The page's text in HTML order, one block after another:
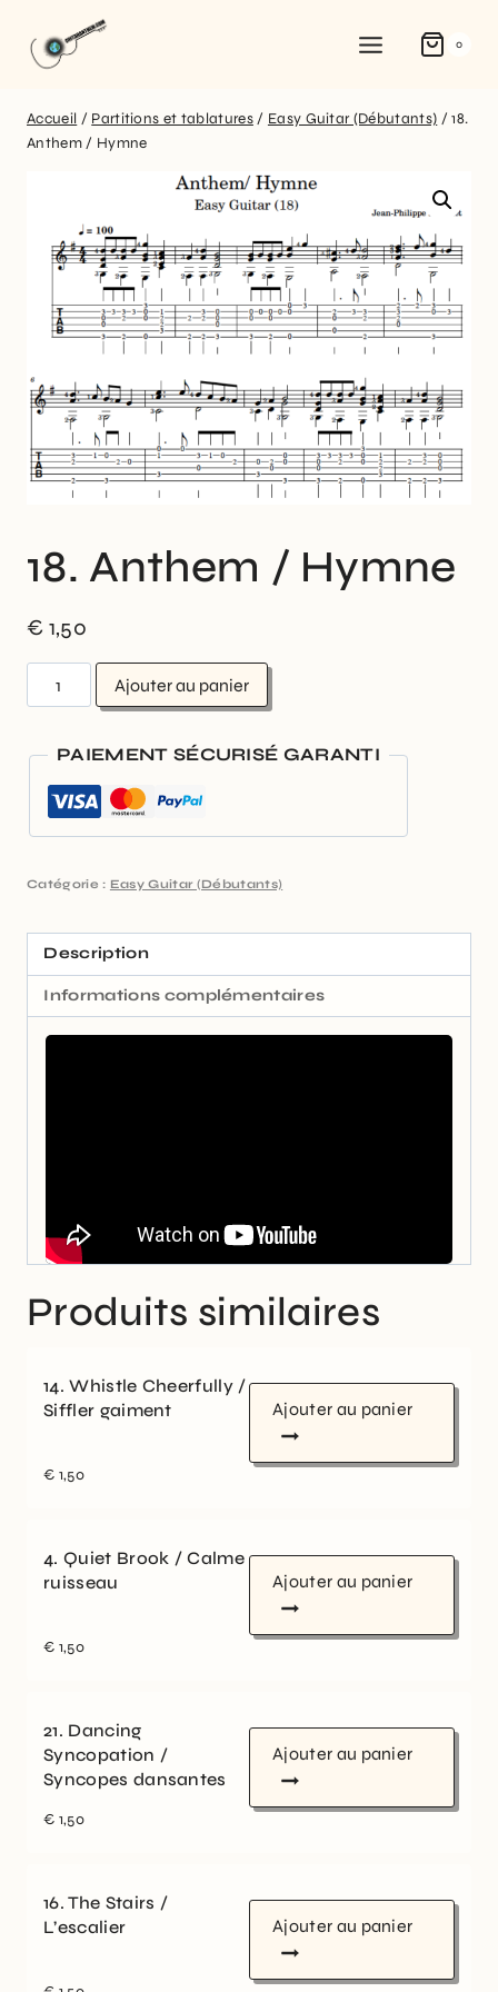
0
Accueil / Partitions et tablatures / Easy Guitar (Débutants) / 18.
Anthem / Hymne
18. Anthem / Hymne
€ 1,50
Ajouter au panier
PAIEMENT SÉCURISÉ GARANTI
Catégorie : Easy Guitar (Débutants)
Description
Informations complémentaires
Produits similaires
14. Whistle Cheerfully /
Siffler gaiment
€ 1,50
Ajouter au panier
4. Quiet Brook / Calme
ruisseau
€ 1,50
Ajouter au panier
21. Dancing
Syncopation /
Syncopes dansantes
€ 1,50
Ajouter au panier
16. The Stairs /
L’escalier
Ajouter au panier